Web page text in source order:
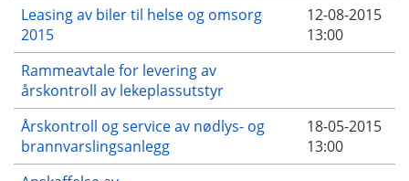
Leasing av biler til helse og omsorg
2015
12-08-2015
13:00
Rammeavtale for levering av
årskontroll av lekeplassutstyr
Årskontroll og service av nødlys- og
brannvarslingsanlegg
18-05-2015
13:00